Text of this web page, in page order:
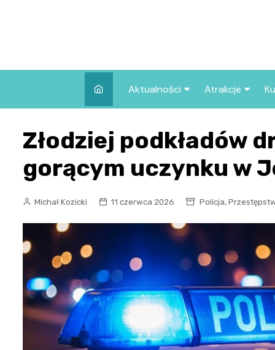
Aktualności
Wszystkie wpisy
Atrakcje
we Wrocławiu
Co warto
Wrocławiu?
Złodziej podkładów
gorącym uczynku w
Michał Kozicki 11 czerwca 2026 Policja,